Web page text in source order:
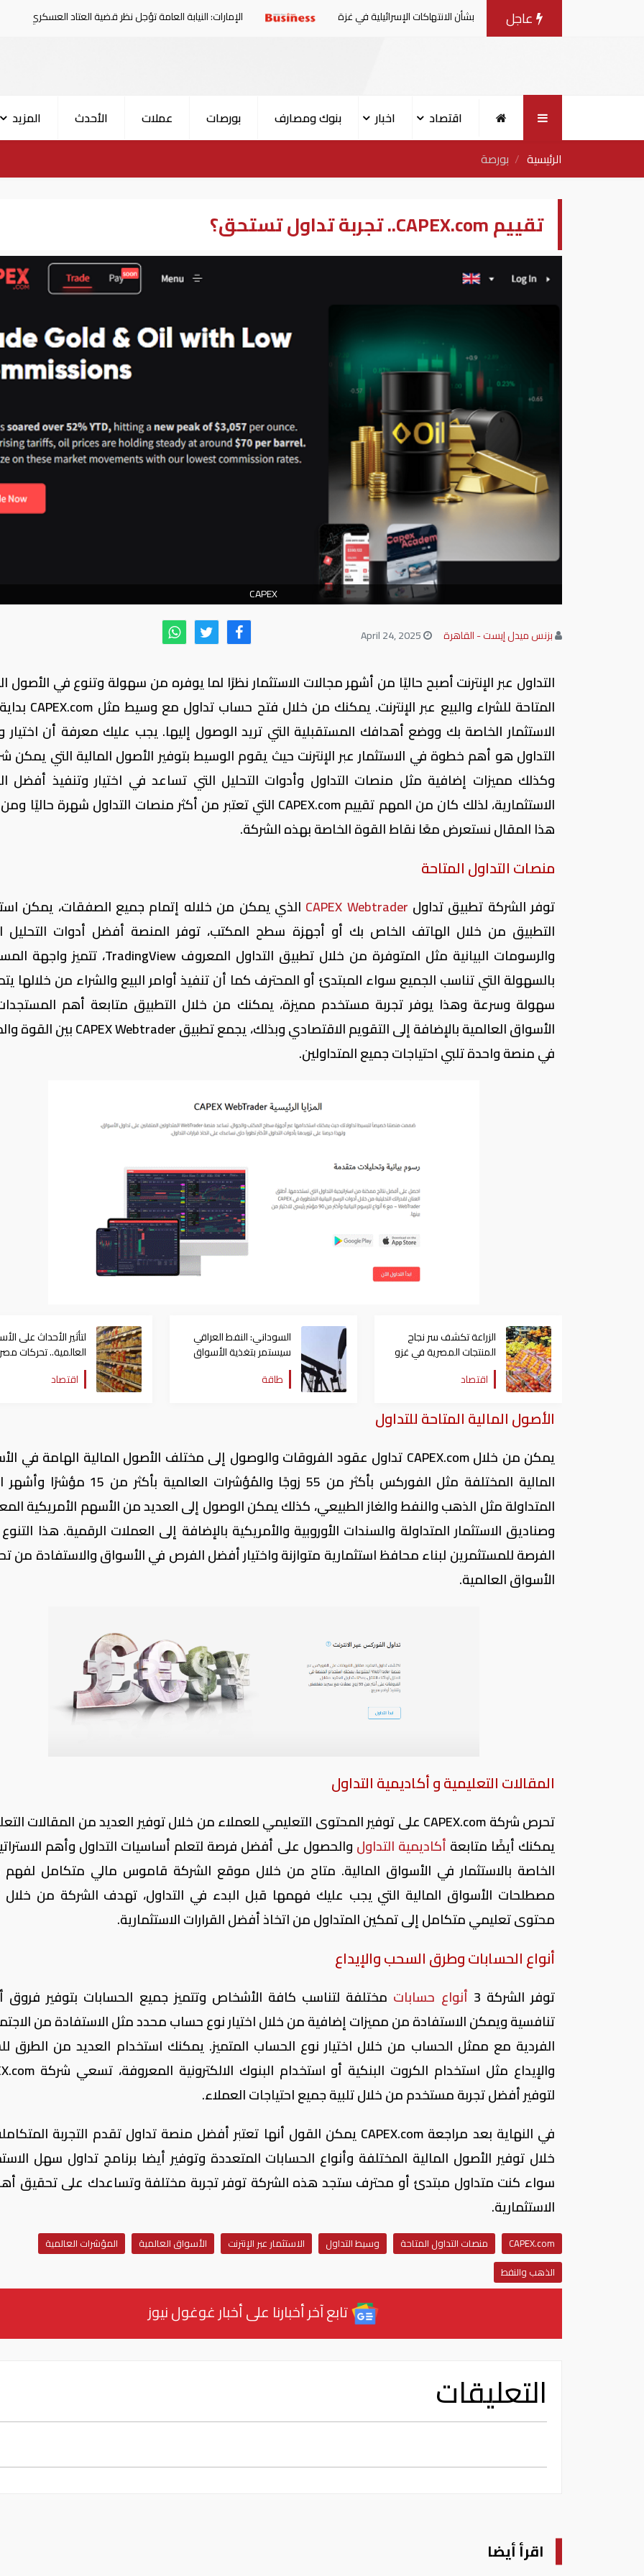
عاجل
يصدرون بيانا مشتركا بشأن الانتهاكات الإسرائيلية في غزة الإمارات: النيابة العامة تؤجل نظر قضية العتاد العسكري للسودان
اقتصاد اخبار بنوك ومصارف بورصات عملات الأحدث المزيد
الرئيسية
بورصة
تقييم CAPEX.com.. تجربة تداول تستحق؟
CAPEX
بزنس ميدل إيست - القاهرة
التداول عبر الإنترنت أصبح حاليًا من أشهر مجالات الاستثمار نظرًا لما يوفره من سهولة وتنوع في الأصول
المتاحة للشراء والبيع عبر الإنترنت. يمكنك من خلال فتح حساب تداول مع وسيط مثل CAPEX.com
الاستثمار الخاصة بك ووضع أهدافك المستقبلية التي تريد الوصول إليها. يجب عليك معرفة أن
التداول هو أهم خطوة في الاستثمار عبر الإنترنت حيث يقوم الوسيط بتوفير الأصول المالية التي يمكن
وكذلك مميزات إضافية مثل منصات التداول وأدوات التحليل التي تساعد في اختيار وتنفيذ أفضل
الاستثمارية، لذلك كان من المهم تقييمCAPEX.com التي تعتبر من أكثر منصات التداول شهرة حاليًا
هذا المقال نستعرض معًا نقاط القوة الخاصة بهذه الشركة.
منصات التداول المتاحة
توفر الشركة تطبيق تداول CAPEX Webtrader الذي يمكن من خلاله إتمام جميع الصفقات، يمكن
التطبيق من خلال الهاتف الخاص بك أو أجهزة سطح المكتب، توفر المنصة أفضل أدوات التحليل
والرسومات البيانية مثل المتوفرة من خلال تطبيق التداول المعروف TradingView، تتميز واجهة
بالسهولة التي تناسب الجميع سواء المبتدئ أو المحترف كما أن تنفيذ أوامر البيع والشراء من خلالها
سهولة وسرعة وهذا يوفر تجربة مستخدم مميزة، يمكنك من خلال التطبيق متابعة أهم
الأسواق العالمية بالإضافة إلى التقويم الاقتصادي وبذلك، يجمع تطبيقCAPEX Webtraderبين القوة
في منصة واحدة تلبي احتياجات جميع المتداولين.
الزراعة تكشف سر نجاح
المنتجات المصرية في غزو
الأسواق العالمية
اقتصاد
السوداني: النفط العراقي
سيستمر بتغذية الأسواق
عاما
طاقة
لتأثير الأحداث على
العالمية.. تحركات
بشأن توافر السلع
اقتصاد
الأصول المالية المتاحة للتداول
يمكن من خلالCAPEX.com تداول عقود الفروقات والوصول إلى مختلف الأصول المالية الهامة في
المالية المختلفة مثل الفوركس بأكثر من 55 زوجًا والمُؤشرات العالمية
المتداولة مثل الذهب والنفط والغاز الطبيعي، كذلك يمكن الوصول إلى العديد من الأسهم الأمريكية
وصناديق الاستثمار المتداولة والسندات الأوروبية والأمريكية بالإضافة إلى العملات الرقمية. هذا
الفرصة للمستثمرين لبناء محافظ استثمارية متوازنة واختيار أفضل الفرص في الأسواق والاستفادة من
الأسواق العالمية.
المقالات التعليمية و أكاديمية التداول
تحرص شركةCAPEX.com على توفير المحتوى التعليمي للعملاء من خلال توفير العديد من المقالات
يمكنك أيضًا متابعة أكاديمية التداول والحصول على أفضل فرصة لتعلم أساسيات التداول وأهم
الخاصة بالاستثمار في الأسواق المالية. متاح من خلال موقع الشركة قاموس مالي متكامل
مصطلحات الأسواق المالية التي يجب عليك فهمها قبل البدء في التداول، تهدف الشركة من خلال
محتوى تعليمي متكامل إلى تمكين المتداول من اتخاذ أفضل القرارات الاستثمارية.
أنواع الحسابات وطرق السحب والإيداع
توفر الشركة 3 أنواع حسابات مختلفة لتناسب كافة الأشخاص وتتميز جميع الحسابات بتوفير فروق
تنافسية ويمكن الاستفادة من مميزات إضافية من خلال اختيار نوع حساب محدد مثل الاستفادة من
الفردية مع ممثل الحساب من خلال اختيار نوع الحساب المتميز. يمكنك استخدام العديد من الطرق
والإيداع مثل استخدام الكروت البنكية أو استخدام البنوك الالكترونية المعروفة، تسعي شركة
لتوفير أفضل تجربة مستخدم من خلال تلبية جميع احتياجات العملاء.
في النهاية بعد مراجعة CAPEX.com يمكن القول أنها تعتبر أفضل منصة تداول تقدم التجربة
خلال توفير الأصول المالية المختلفة وأنواع الحسابات المتعددة وتوفير أيضا برنامج تداول سهل
سواء كنت متداول مبتدئ أو محترف ستجد هذه الشركة توفر تجربة مختلفة وتساعدك على تحقيق
الاستثمارية.
CAPEX.com منصات التداول المتاحة وسيط التداول الاستثمار عبر الإنترنت الأسواق العالمية
المؤشرات العالمية
الذهب والنفط
تابع آخر أخبارنا على أخبار غوغول نيوز
التعليقات
اقرأ أيضا